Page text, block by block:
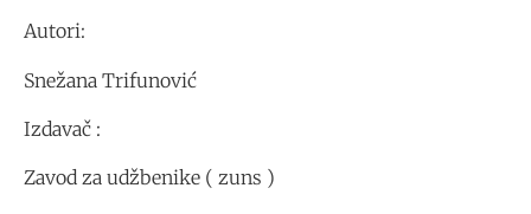
Autori:
Snežana Trifunović
Izdavač :
Zavod za udžbenike ( zuns )